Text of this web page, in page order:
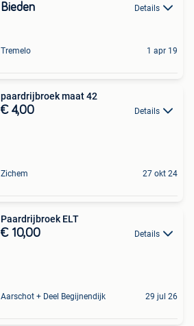
Bieden Details
Tremelo 1 apr 19
paardrijbroek maat 42
€ 4,00 Details
Zichem 27 okt 24
Paardrijbroek ELT
€ 10,00 Details
Aarschot + Deel Begijnendijk 29 jul 26